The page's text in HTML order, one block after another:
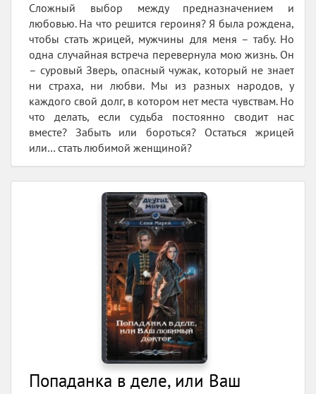
Сложный выбор между предназначением и
любовью. На что решится героиня? Я была рождена,
чтобы стать жрицей, мужчины для меня – табу. Но
одна случайная встреча перевернула мою жизнь. Он
– суровый Зверь, опасный чужак, который не знает
ни страха, ни любви. Мы из разных народов, у
каждого свой долг, в котором нет места чувствам. Но
что делать, если судьба постоянно сводит нас
вместе? Забыть или бороться? Остаться жрицей
или… стать любимой женщиной?
Попаданка в деле, или Ваш